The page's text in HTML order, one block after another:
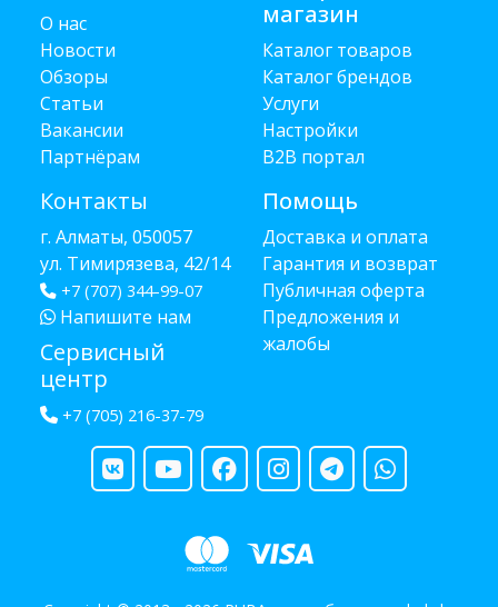
О нас
Новости
Обзоры
Статьи
Вакансии
Партнёрам
Контакты
г. Алматы, 050057
ул. Тимирязева, 42/14
+7 (707) 344-99-07
Напишите нам
Сервисный
центр
+7 (705) 216-37-79
магазин
Каталог товаров
Каталог брендов
Услуги
Настройки
B2B портал
Помощь
Доставка и оплата
Гарантия и возврат
Публичная оферта
Предложения и
жалобы